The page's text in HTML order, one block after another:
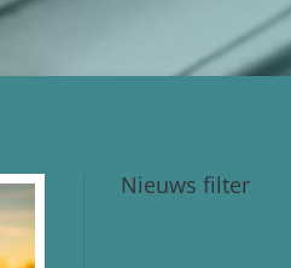
Nieuws filter